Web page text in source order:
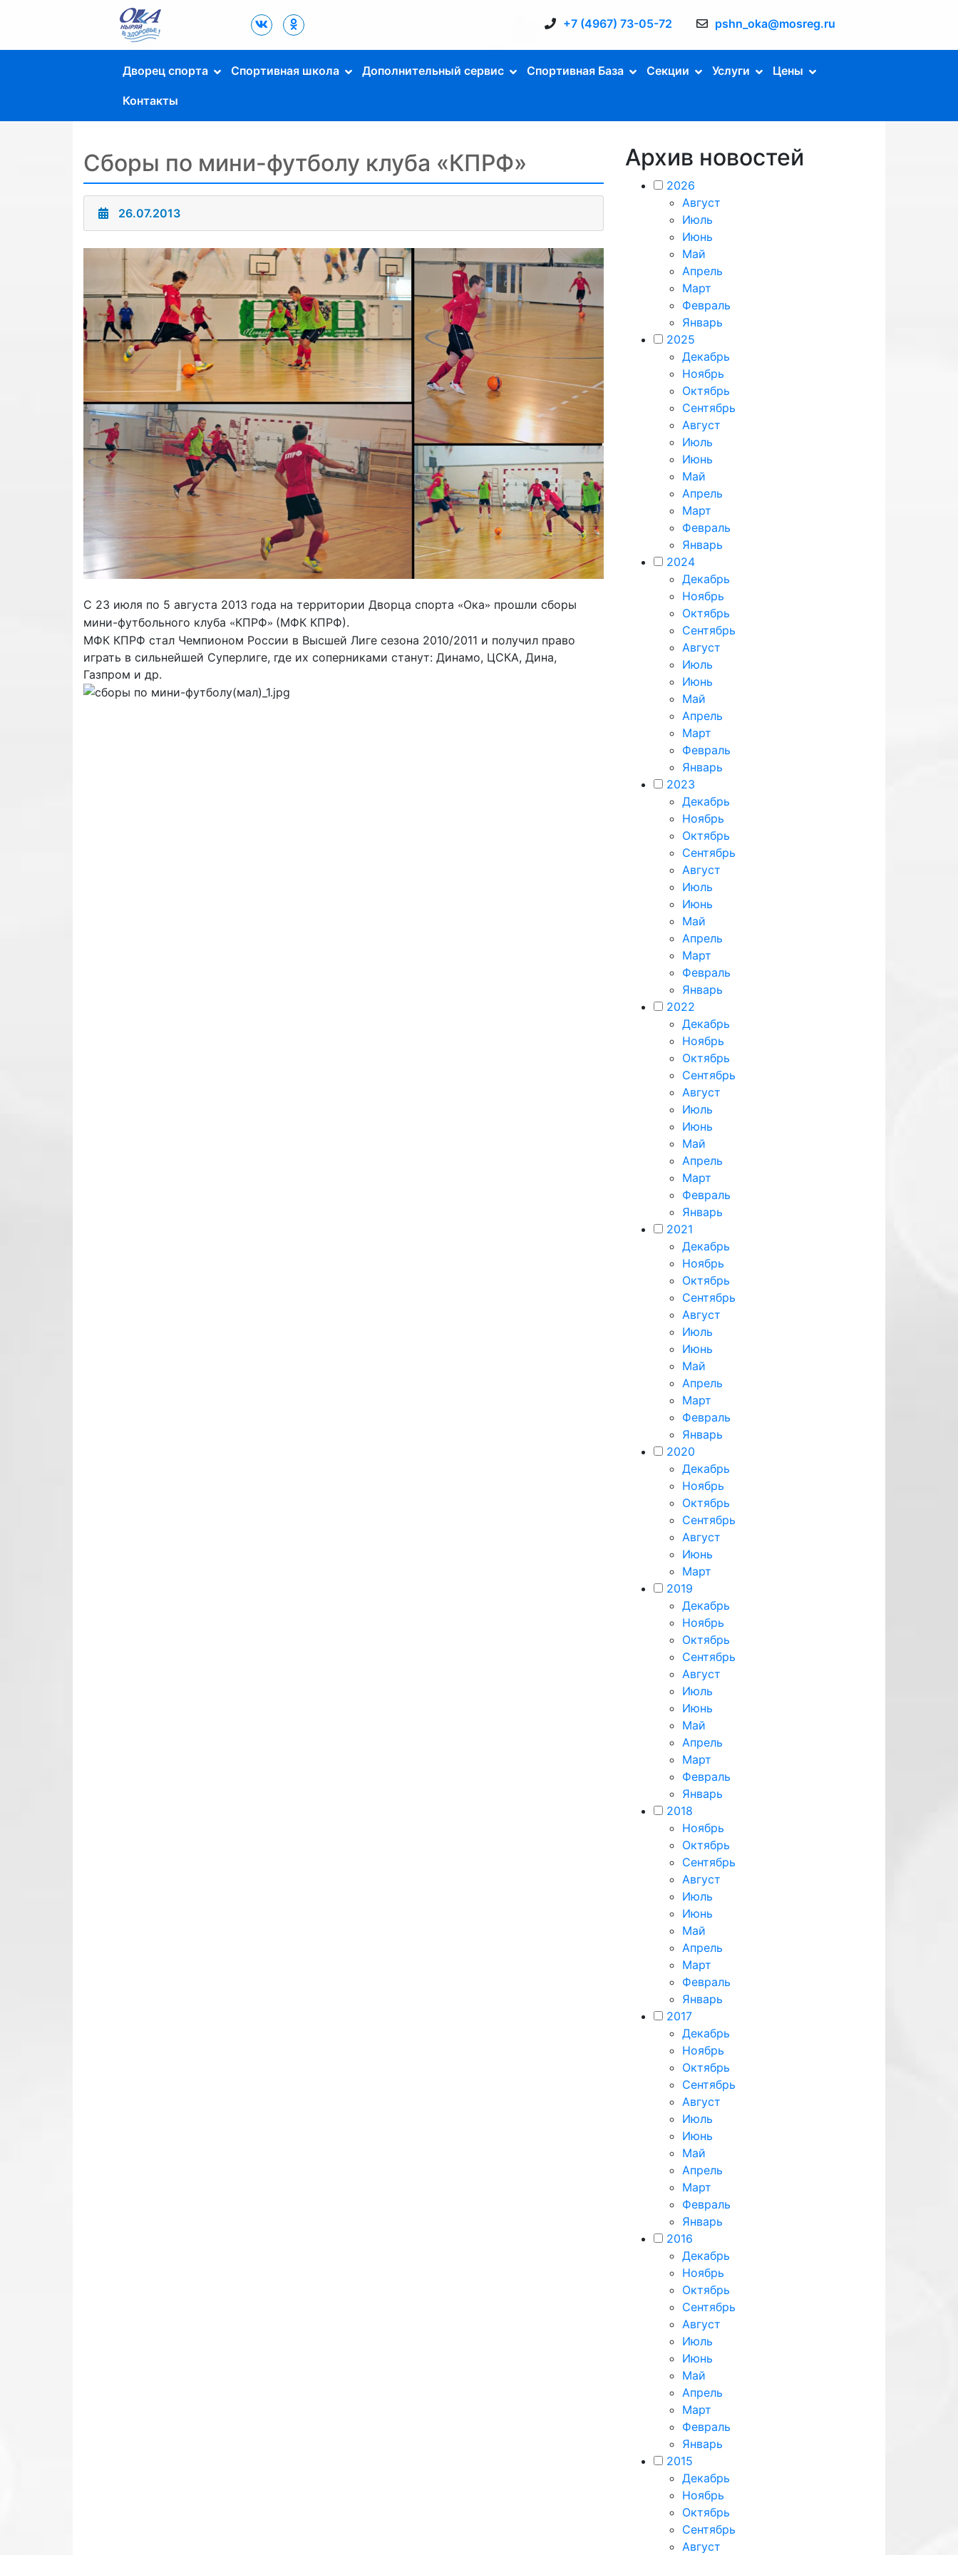
Дворец Спорта
"Ока" г. Пущино
+7 (4967) 73-05-72 pshn_oka@mosreg.ru
Дворец спорта Спортивная школа Дополнительный сервис Спортивная База Секции Услуги Цены
Контакты
Сборы по мини-футболу клуба «КПРФ»
26.07.2013
С 23 июля по 5 августа 2013 года на территории Дворца спорта «Ока» прошли сборы
мини-футбольного клуба «КПРФ» (МФК КПРФ).
МФК КПРФ стал Чемпионом России в Высшей Лиге сезона 2010/2011 и получил право
играть в сильнейшей Суперлиге, где их соперниками станут: Динамо, ЦСКА, Дина,
Газпром и др.
Архив новостей
2026
Август
Июль
Июнь
Май
Апрель
Март
Февраль
Январь
2025
Декабрь
Ноябрь
Октябрь
Сентябрь
Август
Июль
Июнь
Май
Апрель
Март
Февраль
Январь
2024
Декабрь
Ноябрь
Октябрь
Сентябрь
Август
Июль
Июнь
Май
Апрель
Март
Февраль
Январь
2023
Декабрь
Ноябрь
Октябрь
Сентябрь
Август
Июль
Июнь
Май
Апрель
Март
Февраль
Январь
2022
Декабрь
Ноябрь
Октябрь
Сентябрь
Август
Июль
Июнь
Май
Апрель
Март
Февраль
Январь
2021
Декабрь
Ноябрь
Октябрь
Сентябрь
Август
Июль
Июнь
Май
Апрель
Март
Февраль
Январь
2020
Декабрь
Ноябрь
Октябрь
Сентябрь
Август
Июнь
Март
2019
Декабрь
Ноябрь
Октябрь
Сентябрь
Август
Июль
Июнь
Май
Апрель
Март
Февраль
Январь
2018
Ноябрь
Октябрь
Сентябрь
Август
Июль
Июнь
Май
Апрель
Март
Февраль
Январь
2017
Декабрь
Ноябрь
Октябрь
Сентябрь
Август
Июль
Июнь
Май
Апрель
Март
Февраль
Январь
2016
Декабрь
Ноябрь
Октябрь
Сентябрь
Август
Июль
Июнь
Май
Апрель
Март
Февраль
Январь
2015
Декабрь
Ноябрь
Октябрь
Сентябрь
Август